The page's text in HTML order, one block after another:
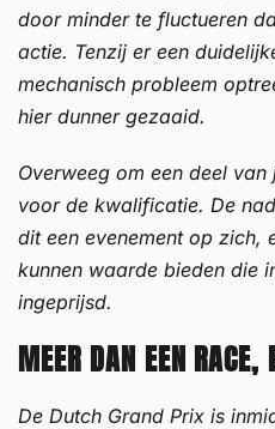
door minder te fluctueren
actie. Tenzij er een
mechanisch probleem
hier dunner gezaaid.
Overweeg om een deel
voor de kwalificatie. De
dit een evenement op zich,
kunnen waarde bieden die
ingeprijsd.
MEER DAN EEN RACE,
De Dutch Grand Prix is